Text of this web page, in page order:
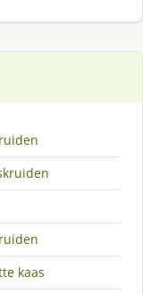
kaas